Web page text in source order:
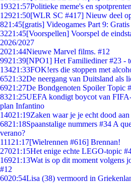
19321:57Politieke meme's en
12921:50[WLR SC #417] Nieuw deel
821:45[gratis] Videogames Part 9:
3221:45[Voorspellen] Voorspel de
2026/2027
2021:44Nieuwe Marvel films. #12
9921:39[NPO1] Het Familiediner #23 -
13421:33FOK!ers die stoppen met
6521:32De neergang van Duitsland als
6921:27De Bondgenoten Spoiler Topic
8321:25UEFA kondigt boycot van
plan Infantino
14021:19Zaken waar je je echt dood
6821:18Spaanstalige nummers #34 A
verano?
111 21:17[Wielrennen #616] Brennan!
27021:15Het enige echte LEGO-topic
16921:13Wat is op dit moment volgens
#12
6020:54Lisa (38) vermoord in